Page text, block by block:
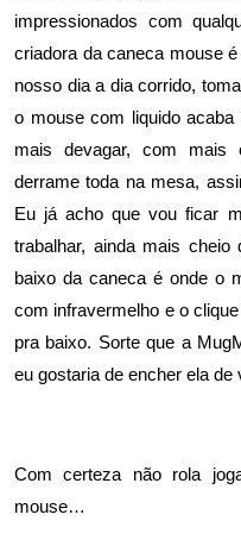
impressionados com
criadora da caneca mouse
nosso dia a dia corrido,
o mouse com liquido
mais devagar, com mais
derrame toda na mesa,
Eu já acho que vou ficar
trabalhar, ainda mais
baixo da caneca é onde o
com infravermelho e o
pra baixo. Sorte que a
eu gostaria de encher ela de
Com certeza não rola
mouse…